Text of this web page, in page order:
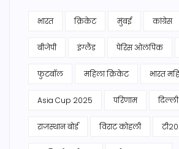
भारत क्रिकेट मुंबई कांग्रेस
बीजेपी इंग्लैंड पेरिस ओलंपिक
फुटबॉल महिला क्रिकेट भारत
Asia Cup 2025 परिणाम दिल्ली
राजस्थान बोर्ड विराट कोहली